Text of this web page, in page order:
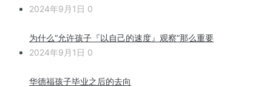
2024年9月1日 0
为什么“允许孩子『以自己的速度』观察”那么重要
2024年9月1日 0
华德福孩子毕业之后的去向